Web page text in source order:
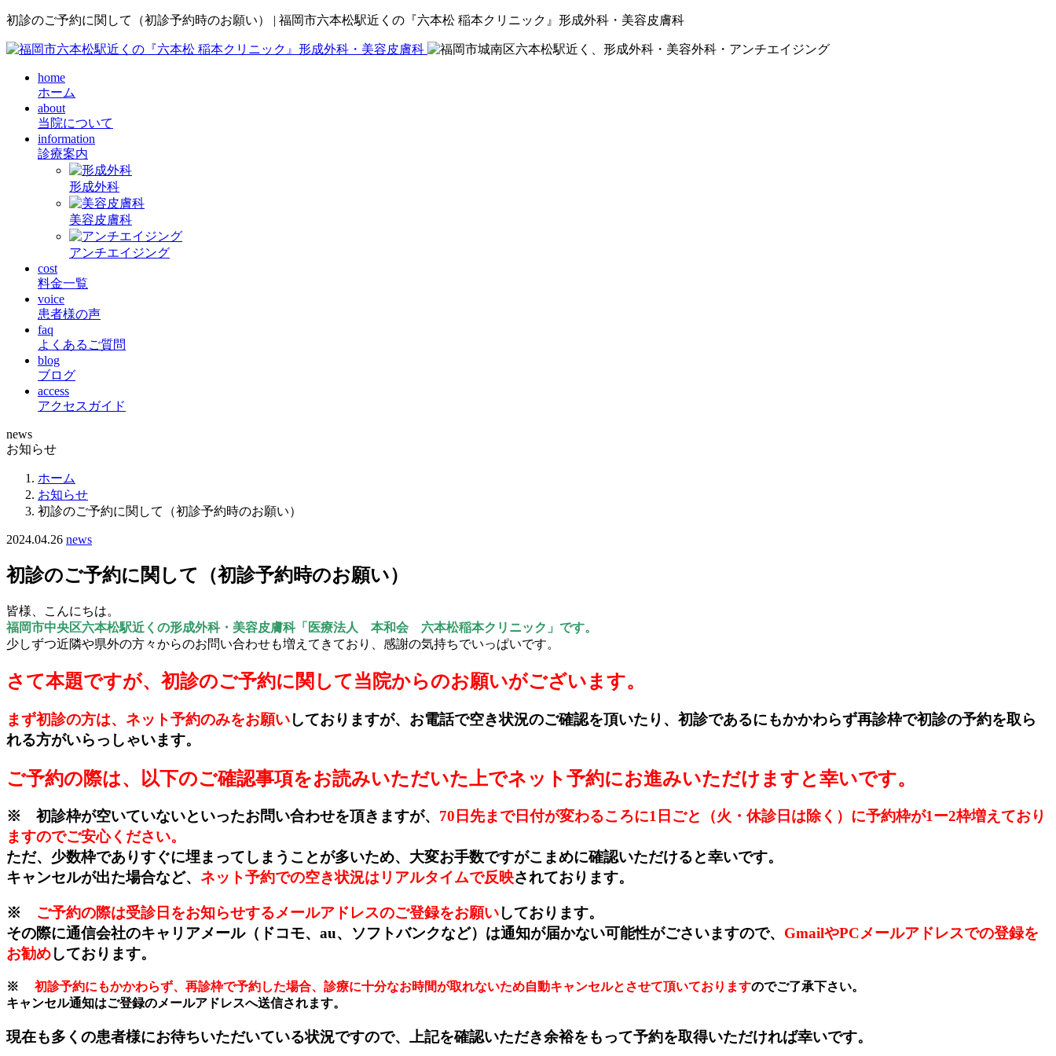
初診のご予約に関して（初診予約時のお願い） | 福岡市六本松駅近くの『六本松 稲本クリニック』形成外科・美容皮膚科
home
ホーム
about
当院について
information
診療案内
形成外科
美容皮膚科
アンチエイジング
cost
料金一覧
voice
患者様の声
faq
よくあるご質問
blog
ブログ
access
アクセスガイド
news
お知らせ
ホーム
お知らせ
初診のご予約に関して（初診予約時のお願い）
2024.04.26 news
初診のご予約に関して（初診予約時のお願い）
皆様、こんにちは。
福岡市中央区六本松駅近くの形成外科・美容皮膚科「医療法人 本和会 六本松稲本クリニック」です。
少しずつ近隣や県外の方々からのお問い合わせも増えてきており、感謝の気持ちでいっぱいです。
さて本題ですが、 初診のご予約に関して当院からのお願いがございます。
まず初診の方は、ネット予約のみをお願いしておりますが、お電話で空き状況のご確認を頂いたり、初診であるにもかかわらず再診枠で初診の予約を取ら
れる方がいらっしゃいます。
ご予約の際は、以下のご確認事項をお読みいただいた上でネット予約にお進みいただけますと幸いです。
※ 初診枠が空いていないといったお問い合わせを頂きますが、 70日先まで日付が変わるころに1日ごと（火・休診日は除く）に予約枠が1ー2枠増えており
ますのでご安心ください。
ただ、少数枠でありすぐに埋まってしまうことが多いため、大変お手数ですがこまめに確認いただけると幸いです。
キャンセルが出た場合など、 ネット予約での空き状況はリアルタイムで反映されております。
※ ご予約の際は受診日をお知らせするメールアドレスのご登録をお願いしております。
その際に通信会社のキャリアメール（ドコモ、au、ソフトバンクなど）は通知が届かない可能性がごさいますので、 GmailやPCメールアドレスでの登録を
お勧めしております。
※ 初診予約にもかかわらず、再診枠で予約した場合、診療に十分なお時間が取れないため自動キャンセルとさせて頂いておりますのでご了承下さい。
キャンセル通知はご登録のメールアドレスへ送信されます。
現在も多くの患者様にお待ちいただいている状況ですので、上記を確認いただき余裕をもって予約を取得いただければ幸いです。